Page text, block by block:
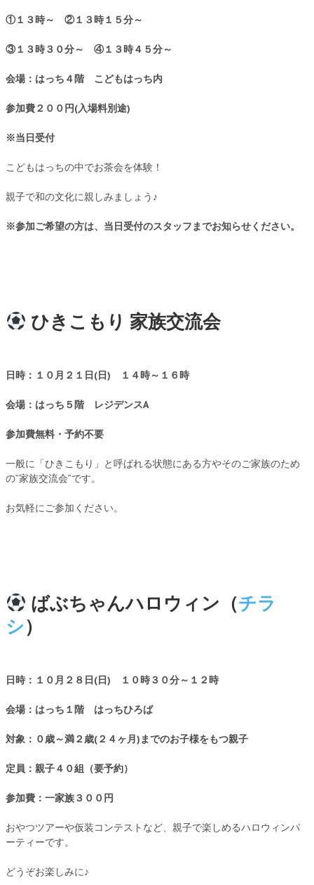
①１３時～ ②１３時１５分～
③１３時３０分～ ④１３時４５分～
会場：はっち４階 こどもはっち内
参加費２００円(入場料別途)
※当日受付
こどもはっちの中でお茶会を体験！
親子で和の文化に親しみましょう♪
※参加ご希望の方は、当日受付のスタッフまでお知らせください。
ひきこもり 家族交流会
日時：１０月２１ 日(日) １４時～１６時
会場：はっち５階 レジデンスA
参加費無料・予約不要
一般に「ひきこもり」と呼ばれる状態にある方やそのご家族のため
の”家族交流会”です。
お気軽にご参加ください。
ばぶちゃんハロウィン（チラ
シ）
日時：１０月２８日(日) １０時３０分～１２時
会場：はっち１階 はっちひろば
対象：０歳～満２歳(２４ヶ月)までのお子様をもつ親子
定員：親子４０組（要予約）
参加費：一家族３００円
おやつツアーや仮装コンテストなど、親子で楽しめるハロウィンパ
ーティーです。
どうぞお楽しみに♪